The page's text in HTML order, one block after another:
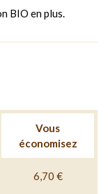
BIO en plus.
Vous
économisez
6,70 €